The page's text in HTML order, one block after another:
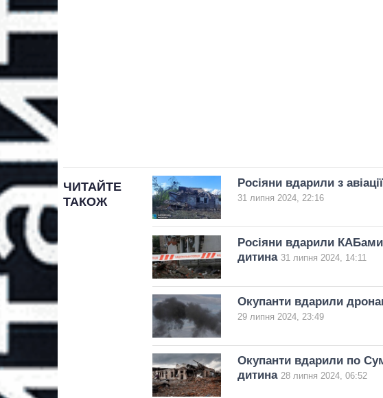
ЧИТАЙТЕ
ТАКОЖ
Росіяни вдарили з
31 липня 2024, 22:16
Росіяни вдарили КАБами
дитина 31 липня 2024, 14:11
Окупанти вдарили
29 липня 2024, 23:49
Окупанти вдарили по
дитина 28 липня 2024, 06:52